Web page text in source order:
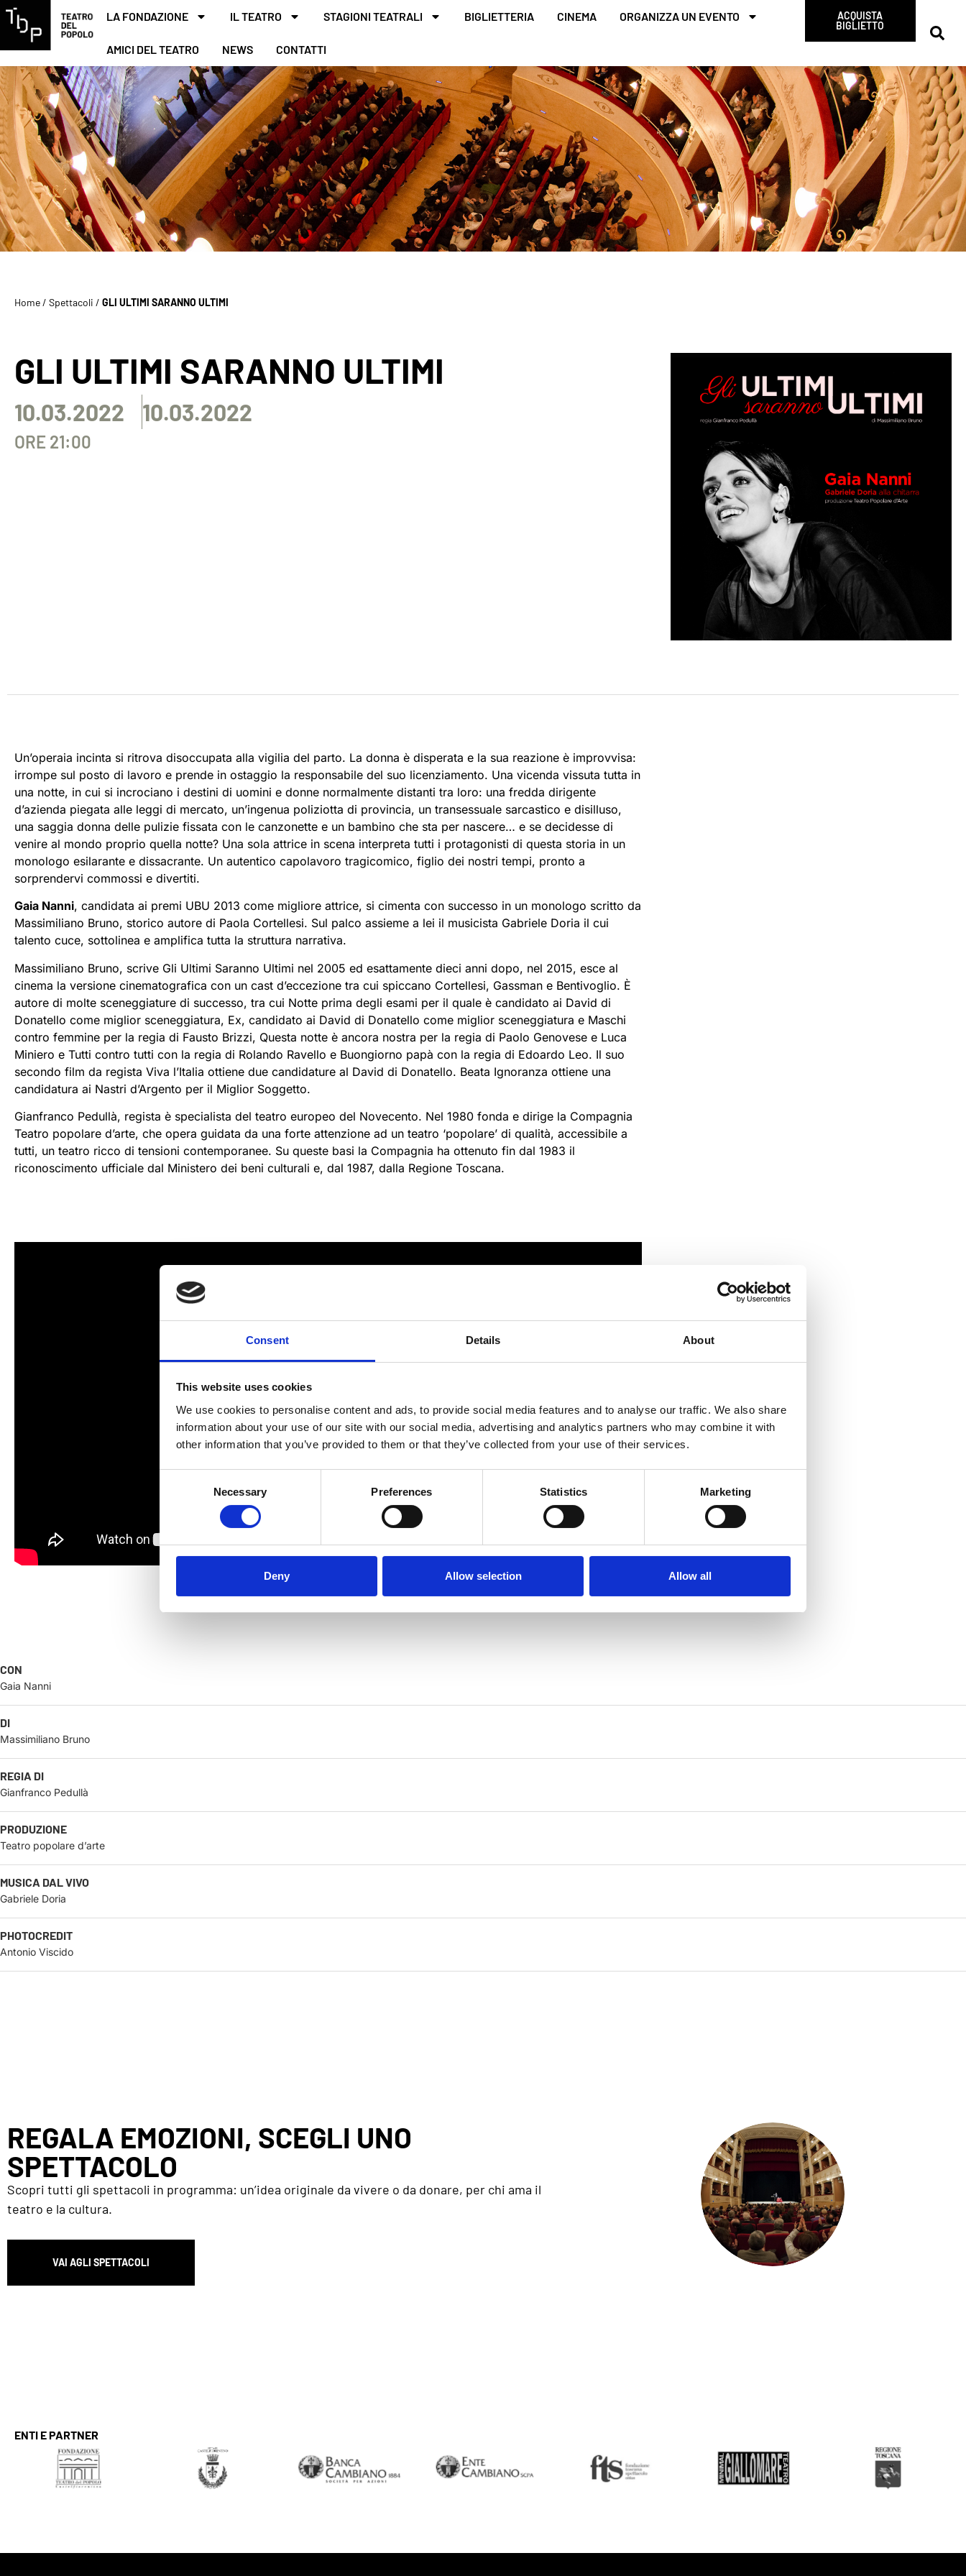
Consent Details About
This website uses cookies
We use cookies to personalise content and ads, to provide social media features and to analyse our traffic. We also share
information about your use of our site with our social media, advertising and analytics partners who may combine it with
other information that you’ve provided to them or that they’ve collected from your use of their services.
Necessary Preferences Statistics Marketing
Deny Allow selection Allow all
LA FONDAZIONE IL TEATRO STAGIONI TEATRALI BIGLIETTERIA CINEMA ORGANIZZA UN EVENTO
AMICI DEL TEATRO NEWS CONTATTI
ACQUISTA
BIGLIETTO
Home/ Spettacoli / GLI ULTIMI SARANNO ULTIMI
GLI ULTIMI SARANNO ULTIMI
10.03.2022 10.03.2022
ORE 21:00
Un’operaia incinta si ritrova disoccupata alla vigilia del parto. La donna è disperata e la sua reazione è improvvisa:
irrompe sul posto di lavoro e prende in ostaggio la responsabile del suo licenziamento. Una vicenda vissuta tutta in
una notte, in cui si incrociano i destini di uomini e donne normalmente distanti tra loro: una fredda dirigente
d’azienda piegata alle leggi di mercato, un’ingenua poliziotta di provincia, un transessuale sarcastico e disilluso,
una saggia donna delle pulizie fissata con le canzonette e un bambino che sta per nascere… e se decidesse di
venire al mondo proprio quella notte? Una sola attrice in scena interpreta tutti i protagonisti di questa storia in un
monologo esilarante e dissacrante. Un autentico capolavoro tragicomico, figlio dei nostri tempi, pronto a
sorprendervi commossi e divertiti.
Gaia Nanni, candidata ai premi UBU 2013 come migliore attrice, si cimenta con successo in un monologo scritto da
Massimiliano Bruno, storico autore di Paola Cortellesi. Sul palco assieme a lei il musicista Gabriele Doria il cui
talento cuce, sottolinea e amplifica tutta la struttura narrativa.
Massimiliano Bruno, scrive Gli Ultimi Saranno Ultimi nel 2005 ed esattamente dieci anni dopo, nel 2015, esce al
cinema la versione cinematografica con un cast d’eccezione tra cui spiccano Cortellesi, Gassman e Bentivoglio. È
autore di molte sceneggiature di successo, tra cui Notte prima degli esami per il quale è candidato ai David di
Donatello come miglior sceneggiatura, Ex, candidato ai David di Donatello come miglior sceneggiatura e Maschi
contro femmine per la regia di Fausto Brizzi, Questa notte è ancora nostra per la regia di Paolo Genovese e Luca
Miniero e Tutti contro tutti con la regia di Rolando Ravello e Buongiorno papà con la regia di Edoardo Leo. Il suo
secondo film da regista Viva l’Italia ottiene due candidature al David di Donatello. Beata Ignoranza ottiene una
candidatura ai Nastri d’Argento per il Miglior Soggetto.
Gianfranco Pedullà, regista è specialista del teatro europeo del Novecento. Nel 1980 fonda e dirige la Compagnia
Teatro popolare d’arte, che opera guidata da una forte attenzione ad un teatro ‘popolare’ di qualità, accessibile a
tutti, un teatro ricco di tensioni contemporanee. Su queste basi la Compagnia ha ottenuto fin dal 1983 il
riconoscimento ufficiale dal Ministero dei beni culturali e, dal 1987, dalla Regione Toscana.
CON
Gaia Nanni
DI
Massimiliano Bruno
REGIA DI
Gianfranco Pedullà
PRODUZIONE
Teatro popolare d’arte
MUSICA DAL VIVO
Gabriele Doria
PHOTOCREDIT
Antonio Viscido
REGALA EMOZIONI, SCEGLI UNO
SPETTACOLO
Scopri tutti gli spettacoli in programma: un’idea originale da vivere o da donare, per chi ama il
teatro e la cultura.
VAI AGLI SPETTACOLI
ENTI E PARTNER